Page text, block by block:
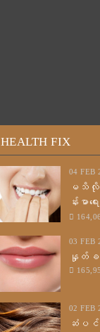
HEALTH FIX
04 FEB
မသိလို
န်းမာ
များ
03 FEB
နှုတ်ခ
02 FEB
ဆံပင်